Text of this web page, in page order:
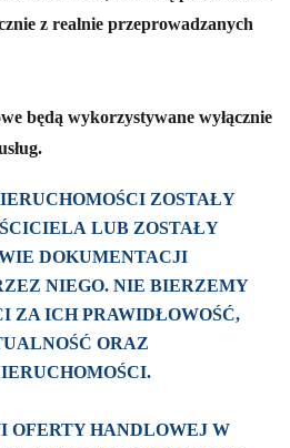
z realnie przeprowadzanych
będą wykorzystywane wyłącznie
ZOSTAŁY
LUB ZOSTAŁY
DOKUMENTACJI
NIEGO. NIE BIERZEMY
ZA ICH PRAWIDŁOWOŚĆ,
ORAZ
OFERTY HANDLOWEJ W